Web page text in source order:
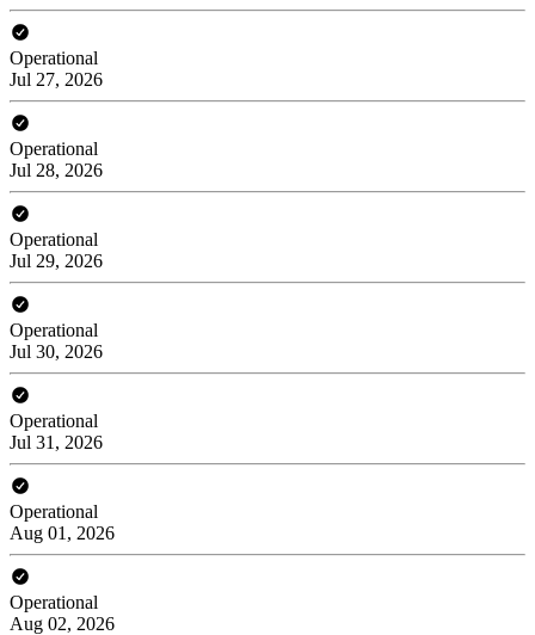
Operational
Jul 27, 2026
Operational
Jul 28, 2026
Operational
Jul 29, 2026
Operational
Jul 30, 2026
Operational
Jul 31, 2026
Operational
Aug 01, 2026
Operational
Aug 02, 2026